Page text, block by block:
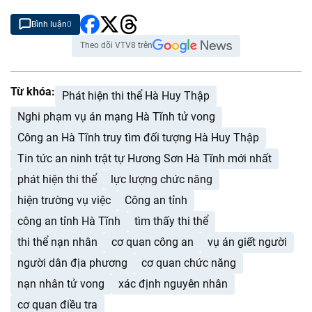
Bình luận0
Theo dõi VTV8 trên
Từ khóa:
Phát hiện thi thể Hà Huy Thập
Nghi phạm vụ án mạng Hà Tĩnh tử vong
Công an Hà Tĩnh truy tìm đối tượng Hà Huy Thập
Tin tức an ninh trật tự Hương Sơn Hà Tĩnh mới nhất
phát hiện thi thể
lực lượng chức năng
hiện trường vụ việc
Công an tỉnh
công an tỉnh Hà Tĩnh
tìm thấy thi thể
thi thể nạn nhân
cơ quan công an
vụ án giết người
người dân địa phương
cơ quan chức năng
nạn nhân tử vong
xác định nguyên nhân
cơ quan điều tra